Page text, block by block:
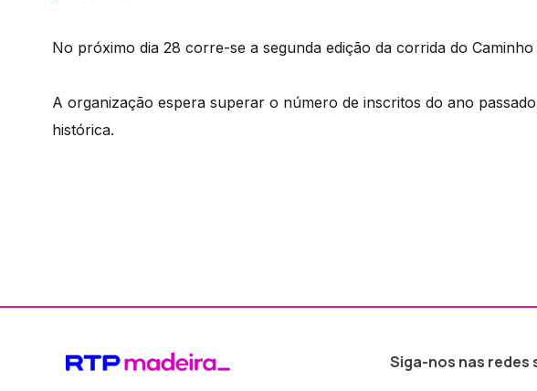
No próximo dia 28 corre-se a segunda edição da corrida do
A organização espera superar o número de inscritos do ano
histórica.
Siga-nos nas redes